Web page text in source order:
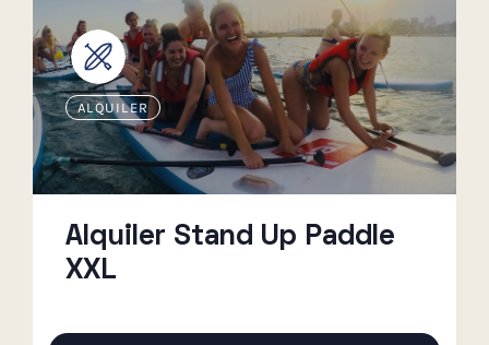
ALQUILER
Alquiler Stand Up Paddle
XXL